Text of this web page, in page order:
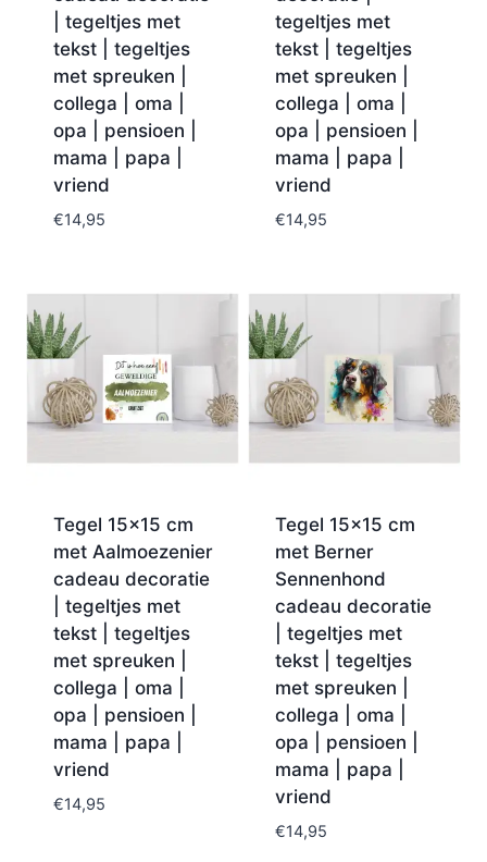
| tegeltjes met
tekst | tegeltjes
met spreuken |
collega | oma |
opa | pensioen |
mama | papa |
vriend
€14,95
tegeltjes met
tekst | tegeltjes
met spreuken |
collega | oma |
opa | pensioen |
mama | papa |
vriend
€14,95
Tegel 15×15 cm
met Aalmoezenier
cadeau decoratie
| tegeltjes met
tekst | tegeltjes
met spreuken |
collega | oma |
opa | pensioen |
mama | papa |
vriend
€14,95
Tegel 15×15 cm
met Berner
Sennenhond
cadeau decoratie
| tegeltjes met
tekst | tegeltjes
met spreuken |
collega | oma |
opa | pensioen |
mama | papa |
vriend
€14,95